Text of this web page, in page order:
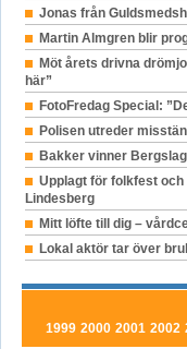
Jonas från
Martin Almgren blir
Möt årets drivna
här”
FotoFredag Special:
Polisen utreder
Bakker vinner
Upplagt för folkfest
Lindesberg
Mitt löfte till dig –
Lokal aktör tar över
1999 2000 2001 2002